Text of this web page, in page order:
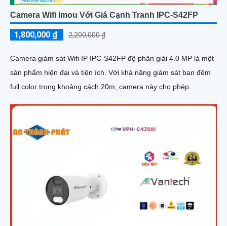
Camera Wifi Imou Với Giá Cạnh Tranh IPC-S42FP
1,800,000 ₫ 2,200,000 ₫
Camera giám sát Wifi IP IPC-S42FP độ phân giải 4.0 MP là một
sản phẩm hiện đại và tiện ích. Với khả năng giám sát ban đêm
full color trong khoảng cách 20m, camera này cho phép...